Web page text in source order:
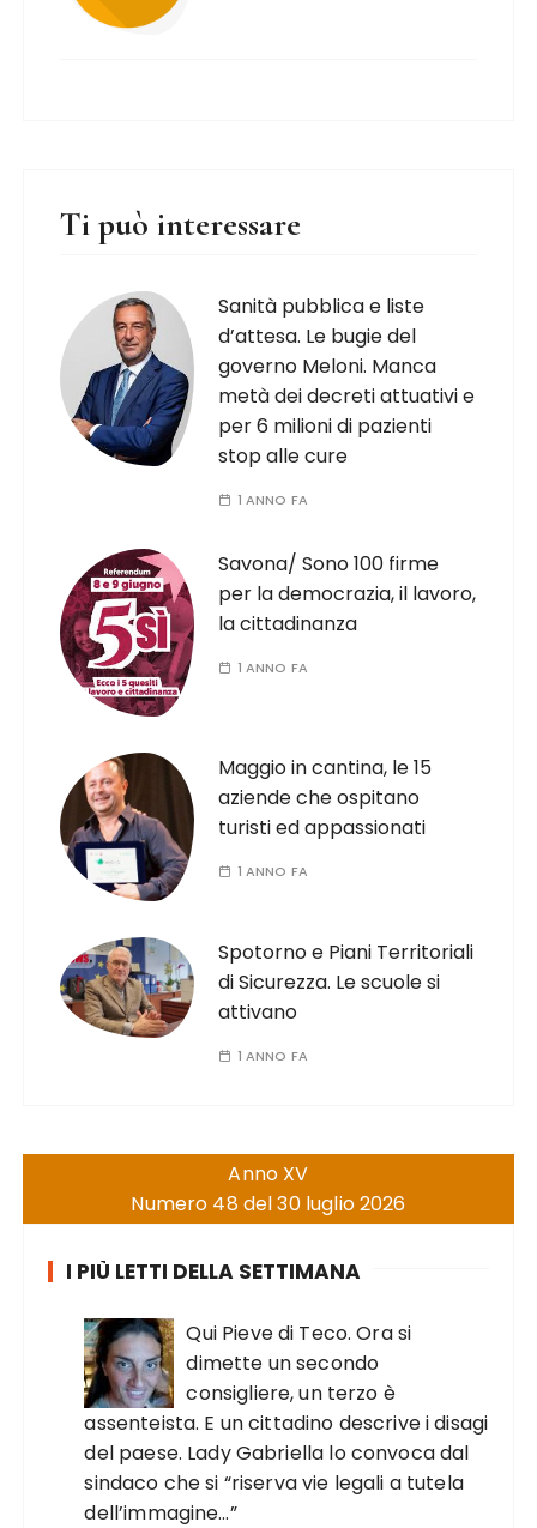
Ti può interessare
Sanità pubblica e liste
d’attesa. Le bugie del
governo Meloni. Manca
metà dei decreti attuativi e
per 6 milioni di pazienti
stop alle cure
1 ANNO FA
Savona/ Sono 100 firme
per la democrazia, il lavoro,
la cittadinanza
1 ANNO FA
Maggio in cantina, le 15
aziende che ospitano
turisti ed appassionati
1 ANNO FA
Spotorno e Piani Territoriali
di Sicurezza. Le scuole si
attivano
1 ANNO FA
Anno XV
Numero 48 del 30 luglio 2026
I PIÙ LETTI DELLA SETTIMANA
Qui Pieve di Teco. Ora si
dimette un secondo
consigliere, un terzo è
assenteista. E un cittadino descrive i disagi
del paese. Lady Gabriella lo convoca dal
sindaco che si “riserva vie legali a tutela
dell’immagine…”